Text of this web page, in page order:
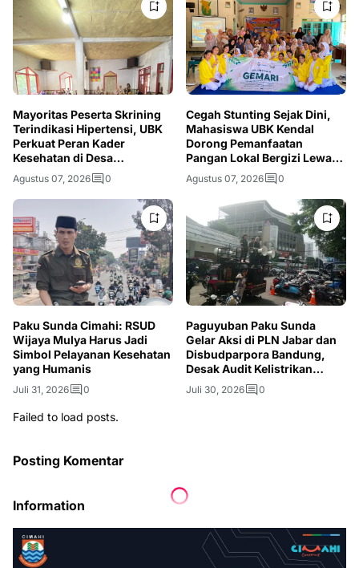
Mayoritas Peserta Skrining
Terindikasi Hipertensi, UBK
Perkuat Peran Kader
Kesehatan di Desa
Mandalahaji
Agustus 07, 2026 0
Cegah Stunting Sejak Dini,
Mahasiswa UBK Kendal
Dorong Pemanfaatan
Pangan Lokal Bergizi Lewat
Program GEMARI
Agustus 07, 2026 0
Paku Sunda Cimahi: RSUD
Wijaya Mulya Harus Jadi
Simbol Pelayanan Kesehatan
yang Humanis
Juli 31, 2026 0
Paguyuban Paku Sunda
Gelar Aksi di PLN Jabar dan
Disbudparpora Bandung,
Desak Audit Kelistrikan
hingga Bongkar Videotron
Juli 30, 2026 0
Failed to load posts.
Posting Komentar
Information